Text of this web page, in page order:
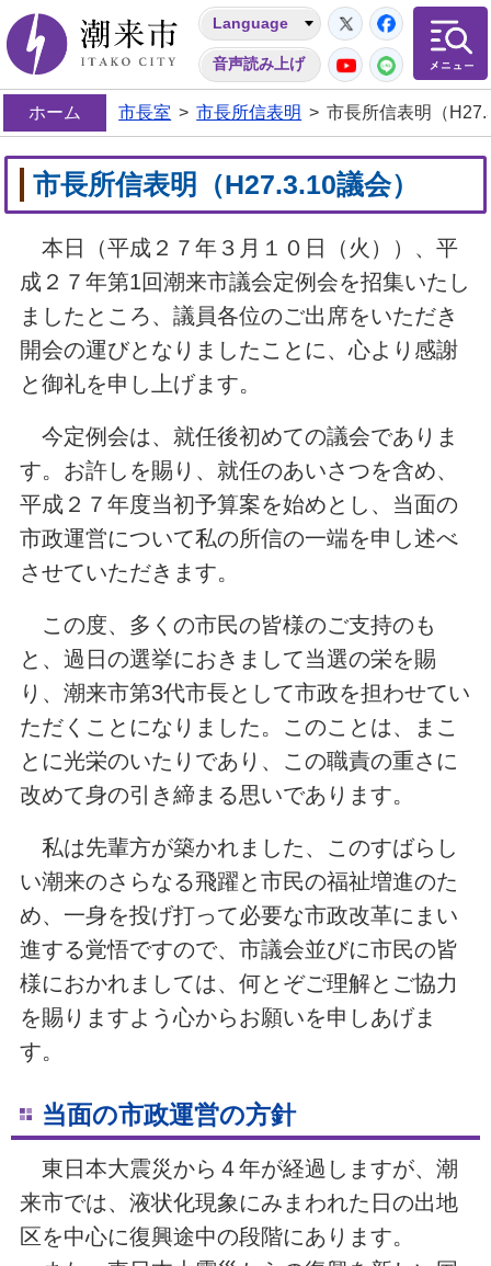
潮来市
Language
音声読み上げ
Twitter
YouTube
LINE
ホーム 市長室 > 市長所信表明 > 市長所信表明（
市長所信表明（H27.3.10議会）
本日（平成２７年３月１０日（火））、平
成２７年第1回潮来市議会定例会を招集いたし
ましたところ、議員各位のご出席をいただき
開会の運びとなりましたことに、心より感謝
と御礼を申し上げます。
今定例会は、就任後初めての議会でありま
す。お許しを賜り、就任のあいさつを含め、
平成２７年度当初予算案を始めとし、当面の
市政運営について私の所信の一端を申し述べ
させていただきます。
この度、多くの市民の皆様のご支持のも
と、過日の選挙におきまして当選の栄を賜
り、潮来市第3代市長として市政を担わせてい
ただくことになりました。このことは、まこ
とに光栄のいたりであり、この職責の重さに
改めて身の引き締まる思いであります。
私は先輩方が築かれました、このすばらし
い潮来のさらなる飛躍と市民の福祉増進のた
め、一身を投げ打って必要な市政改革にまい
進する覚悟ですので、市議会並びに市民の皆
様におかれましては、何とぞご理解とご協力
を賜りますよう心からお願いを申しあげま
す。
当面の市政運営の方針
東日本大震災から４年が経過しますが、潮
来市では、液状化現象にみまわれた日の出地
区を中心に復興途中の段階にあります。